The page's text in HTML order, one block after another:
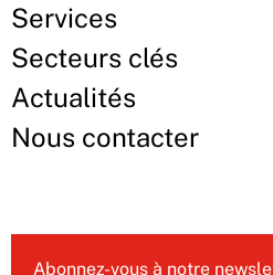
Services
Secteurs clés
Actualités
Nous contacter
Abonnez-vous à notre